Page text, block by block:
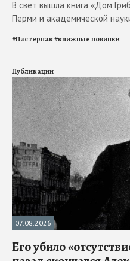
В свет вышла книга «Дом
Перми и академической
#Пастернак#книжные новинки
Публикации
07.08.2026
Его убило